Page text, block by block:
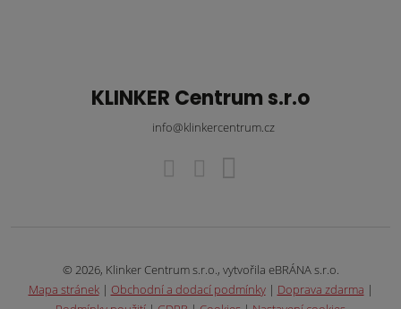
KLINKER Centrum s.r.o
info@klinkercentrum.cz
© 2026, Klinker Centrum s.r.o., vytvořila eBRÁNA s.r.o.
Mapa stránek| Obchodní a dodací podmínky| Doprava zdarma |